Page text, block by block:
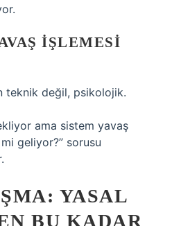
İŞLEMESI
teknik değil, psikolojik.
ama sistem yavaş
geliyor?” sorusu
YASAL
BU KADAR